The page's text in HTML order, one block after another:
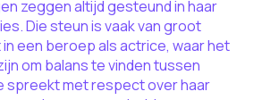
zeggen altijd gesteund in haar
Die steun is vaak van groot
een beroep als actrice, waar het
om balans te vinden tussen
spreekt met respect over haar